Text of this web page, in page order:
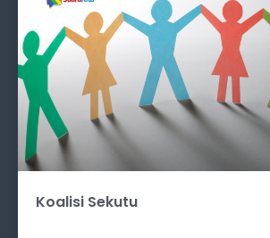
Koalisi Sekutu